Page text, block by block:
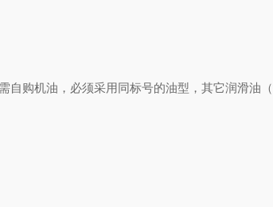
购机油，必须采用同标号的油型，其它润滑油